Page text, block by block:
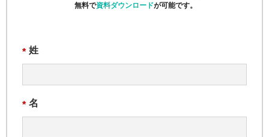
無料で資料ダウンロードが可能です。
* 姓
* 名